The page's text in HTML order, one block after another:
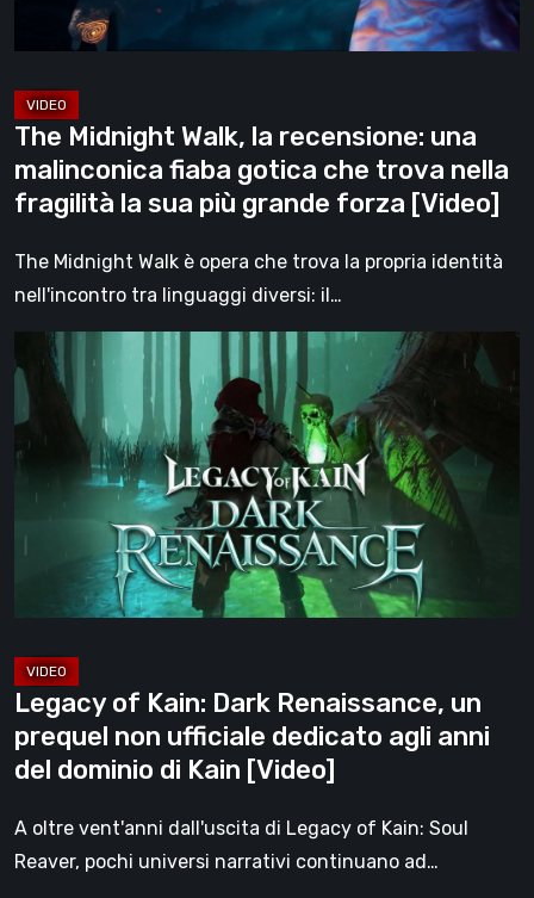
gotica
trova
nella
fragilità
la
forza
[Video]
The Midnight Walk, la recensione: una
malinconica fiaba gotica che trova nella
fragilità la sua più grande forza [Video]
The Midnight Walk è opera che trova la propria identità
nell'incontro tra linguaggi diversi: il…
Legacy
of
Dark
Renaissance,
ufficiale
agli
anni
del
dominio
Legacy of Kain: Dark Renaissance, un
prequel non ufficiale dedicato agli anni
del dominio di Kain [Video]
A oltre vent'anni dall'uscita di Legacy of Kain: Soul
Reaver, pochi universi narrativi continuano ad…